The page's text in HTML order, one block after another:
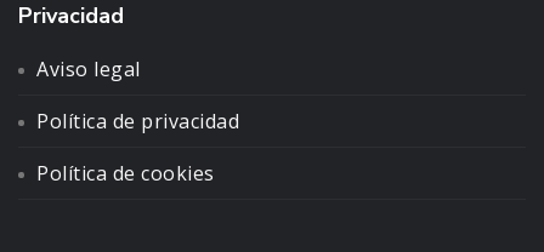
Privacidad
Aviso legal
Política de privacidad
Política de cookies